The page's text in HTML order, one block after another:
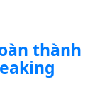
thành